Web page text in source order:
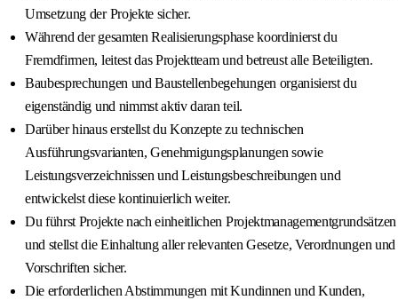
Umsetzung der Projekte sicher.
Während der gesamten Realisierungsphase koordinierst du
Fremdfirmen, leitest das Projektteam und betreust alle Beteiligten.
Baubesprechungen und Baustellenbegehungen organisierst du
eigenständig und nimmst aktiv daran teil.
Darüber hinaus erstellst du Konzepte zu technischen
Ausführungsvarianten, Genehmigungsplanungen sowie
Leistungsverzeichnissen und Leistungsbeschreibungen und
entwickelst diese kontinuierlich weiter.
Du führst Projekte nach einheitlichen Projektmanagementgrundsätzen
und stellst die Einhaltung aller relevanten Gesetze, Verordnungen und
Vorschriften sicher.
Die erforderlichen Abstimmungen mit Kundinnen und Kunden,